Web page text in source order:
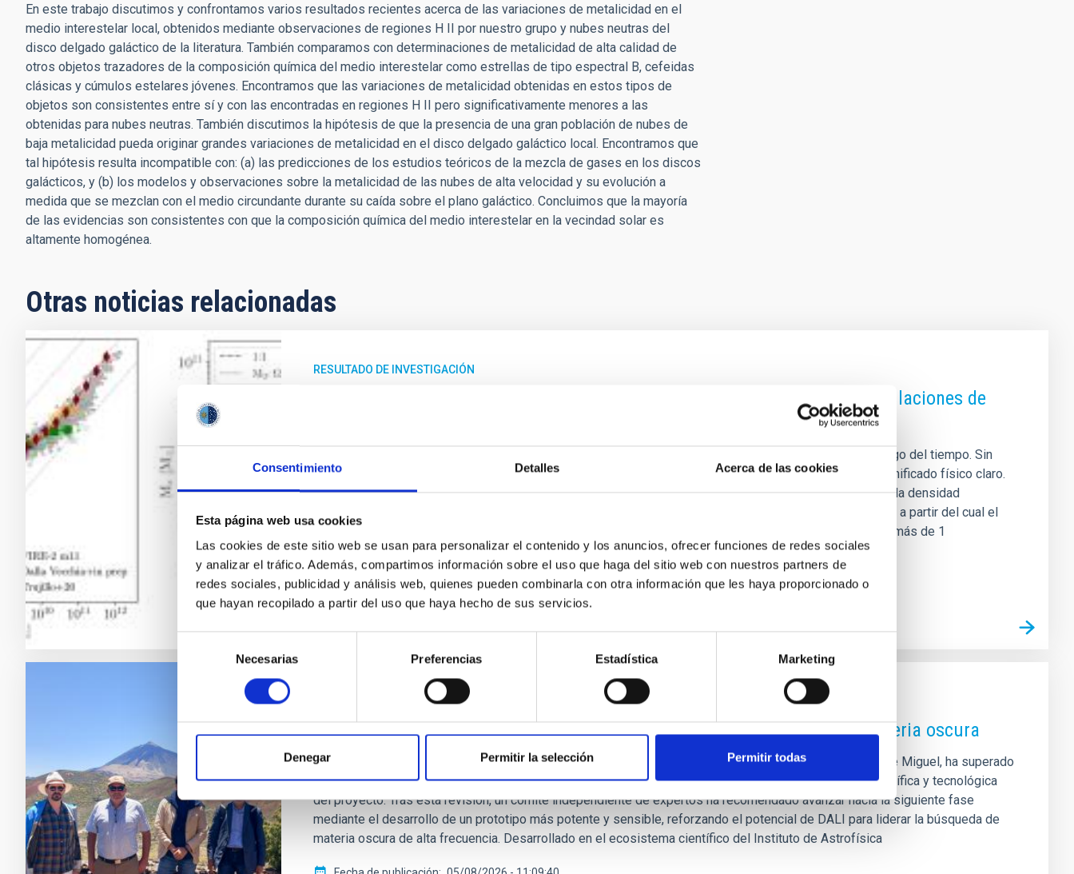
Consentimiento Detalles Acerca de las cookies
Esta página web usa cookies
Las cookies de este sitio web se usan para personalizar el contenido y los anuncios, ofrecer funciones de redes sociales
y analizar el tráfico. Además, compartimos información sobre el uso que haga del sitio web con nuestros partners de
redes sociales, publicidad y análisis web, quienes pueden combinarla con otra información que les haya proporcionado o
que hayan recopilado a partir del uso que haya hecho de sus servicios.
de
consentimiento
Necesarias Preferencias Estadística Marketing
Denegar Permitir la selección Permitir todas
En este trabajo discutimos y confrontamos varios resultados recientes acerca de las variaciones de metalicidad en el
medio interestelar local, obtenidos mediante observaciones de regiones H II por nuestro grupo y nubes neutras del
disco delgado galáctico de la literatura. También comparamos con determinaciones de metalicidad de alta calidad de
otros objetos trazadores de la composición química del medio interestelar como estrellas de tipo espectral B, cefeidas
clásicas y cúmulos estelares jóvenes. Encontramos que las variaciones de metalicidad obtenidas en estos tipos de
objetos son consistentes entre sí y con las encontradas en regiones H II pero significativamente menores a las
obtenidas para nubes neutras. También discutimos la hipótesis de que la presencia de una gran población de nubes de
baja metalicidad pueda originar grandes variaciones de metalicidad en el disco delgado galáctico local. Encontramos que
tal hipótesis resulta incompatible con: (a) las predicciones de los estudios teóricos de la mezcla de gases en los discos
galácticos, y (b) los modelos y observaciones sobre la metalicidad de las nubes de alta velocidad y su evolución a
medida que se mezclan con el medio circundante durante su caída sobre el plano galáctico. Concluimos que la mayoría
de las evidencias son consistentes con que la composición química del medio interestelar en la vecindad solar es
altamente homogénea.
Otras noticias relacionadas
RESULTADO DE INVESTIGACIÓN
Explorando nuevas formas de entender el tamaño de las galaxias con simulaciones de
Medir el tamaño de las galaxias es esencial para comprender cómo se formaron y evolucionaron a lo largo del tiempo. Sin
embargo, métodos tradicionales basados en la distribución de la luz o isodensidades carecen de un significado físico claro.
Un estudio reciente de Trujillo+20, explora una definición fundamentada físicamente: el radio R 1 , donde la densidad
superficial estelar desciende a 1 masa solar por parsec cuadrado, aproximadamente el umbral necesario a partir del cual el
gas deja de formar estrellas en galaxias como la Vía Láctea. En este trabajo, Arjona-Gálvez+25 emplean más de 1
Fecha de publicación 02/09/2025 - 09:17:04
DALI supera el Preliminary Design Review y avanza en la búsqueda de materia oscura
El experimento DALI , liderado por el investigador del Instituto de Astrofísica de Canarias (IAC) Javier de Miguel, ha superado
con éxito el Preliminary Design Review (PDR), una evaluación internacional que certifica la madurez científica y tecnológica
del proyecto. Tras esta revisión, un comité independiente de expertos ha recomendado avanzar hacia la siguiente fase
mediante el desarrollo de un prototipo más potente y sensible, reforzando el potencial de DALI para liderar la búsqueda de
materia oscura de alta frecuencia. Desarrollado en el ecosistema científico del Instituto de Astrofísica